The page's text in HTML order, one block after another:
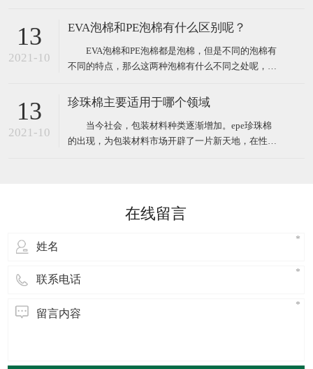
的特点，正是由于这些特点，让其能够被广泛的用于
主要原材料： 1、有机异氰酸酯：最常用的是甲
笨二异氰酸酯
13
2021-10
EVA泡棉和PE泡棉有什么区别呢？
EVA泡棉和PE泡棉都是泡棉，但是不同的泡棉有
不同的特点，那么这两种泡棉有什么不同之处呢，下
塑料包装材料，EVA橡塑制品经过设计加工成形，其
材料，相对于传统防震包装，EVA泡棉可以切割、成
型;还
13
2021-10
珍珠棉主要适用于哪个领域
当今社会，包装材料种类逐渐增加。epe珍珠棉
的出现，为包装材料市场开辟了一片新天地，在性能
在线留言